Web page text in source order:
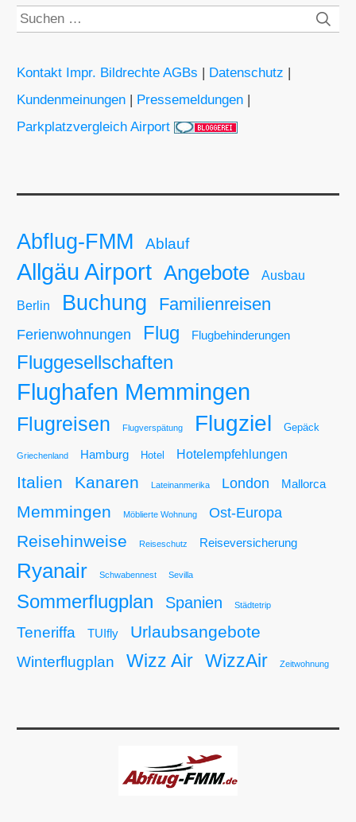
Kontakt Impr. Bildrechte AGBs Datenschutz
Kundenmeinungen
Pressemeldungen
Parkplatzvergleich Airport
Abflug-FMM Ablauf
Allgäu Airport Angebote Ausbau
Berlin Buchung Familienreisen
Ferienwohnungen Flug Flugbehinderungen
Fluggesellschaften
Flughafen Memmingen
Flugreisen Flugverspätung Flugziel Gepäck
Griechenland Hamburg Hotel Hotelempfehlungen
Italien Kanaren Lateinanmerika London Mallorca
Memmingen Möblierte Wohnung Ost-Europa
Reisehinweise Reiseschutz Reiseversicherung
Ryanair Schwabennest Sevilla
Sommerflugplan Spanien Städtetrip
Teneriffa TUIfly Urlaubsangebote
Winterflugplan Wizz Air WizzAir Zeitwohnung